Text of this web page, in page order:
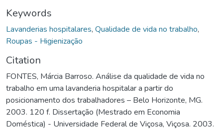
Keywords
Lavanderias hospitalares, Qualidade de vida no trabalho,
Roupas - Higienização
Citation
FONTES, Márcia Barroso. Análise da qualidade de vida no
trabalho em uma lavanderia hospitalar a partir do
posicionamento dos trabalhadores – Belo Horizonte, MG.
2003. 120 f. Dissertação (Mestrado em Economia
Doméstica) - Universidade Federal de Viçosa, Viçosa. 2003.